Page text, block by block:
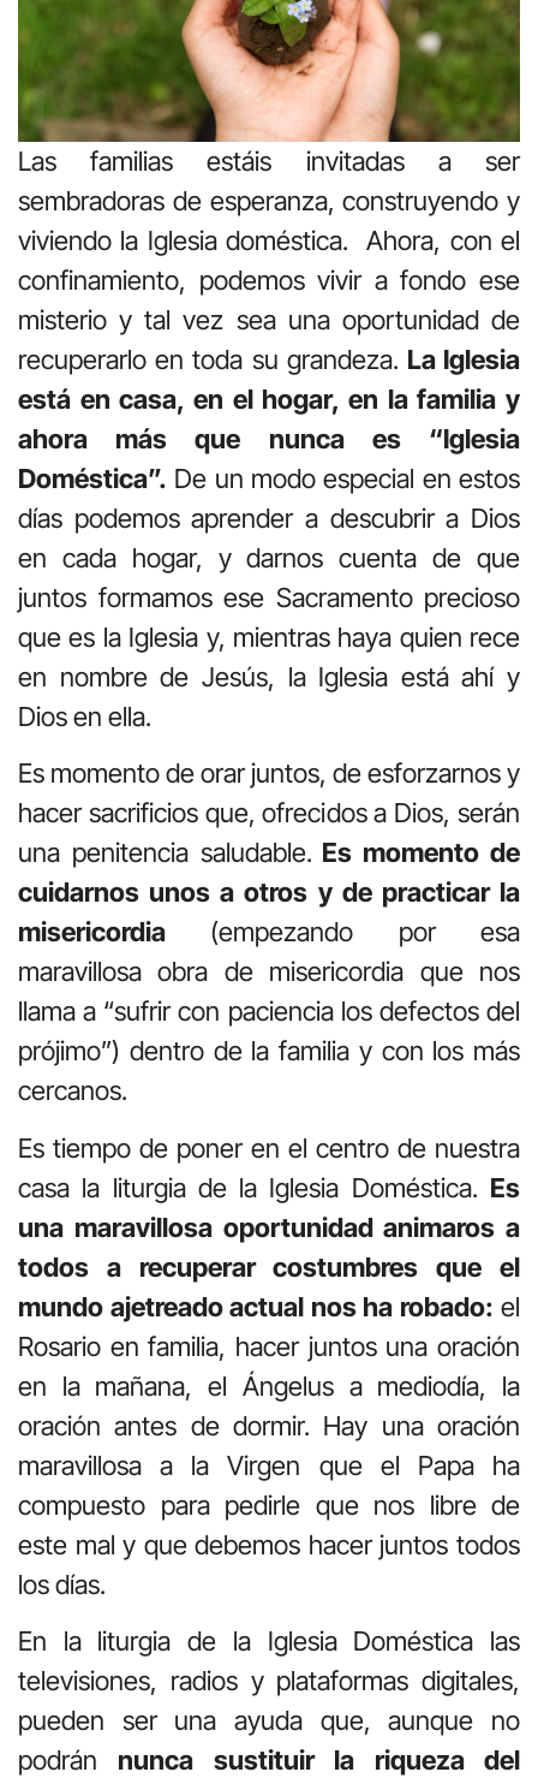
Las familias estáis invitadas a ser
sembradoras de esperanza, construyendo y
viviendo la Iglesia doméstica. Ahora, con el
confinamiento, podemos vivir a fondo ese
misterio y tal vez sea una oportunidad de
recuperarlo en toda su grandeza. La Iglesia
está en casa, en el hogar, en la familia y
ahora más que nunca es “Iglesia
Doméstica”. De un modo especial en estos
días podemos aprender a descubrir a Dios
en cada hogar, y darnos cuenta de que
juntos formamos ese Sacramento precioso
que es la Iglesia y, mientras haya quien rece
en nombre de Jesús, la Iglesia está ahí y
Dios en ella.
Es momento de orar juntos, de esforzarnos y
hacer sacrificios que, ofrecidos a Dios, serán
una penitencia saludable. Es momento de
cuidarnos unos a otros y de practicar la
misericordia (empezando por esa
maravillosa obra de misericordia que nos
llama a “sufrir con paciencia los defectos del
prójimo”) dentro de la familia y con los más
cercanos.
Es tiempo de poner en el centro de nuestra
casa la liturgia de la Iglesia Doméstica. Es
una maravillosa oportunidad animaros a
todos a recuperar costumbres que el
mundo ajetreado actual nos ha robado: el
Rosario en familia, hacer juntos una oración
en la mañana, el Ángelus a mediodía, la
oración antes de dormir. Hay una oración
maravillosa a la Virgen que el Papa ha
compuesto para pedirle que nos libre de
este mal y que debemos hacer juntos todos
los días.
En la liturgia de la Iglesia Doméstica las
televisiones, radios y plataformas digitales,
pueden ser una ayuda que, aunque no
podrán nunca sustituir la riqueza del